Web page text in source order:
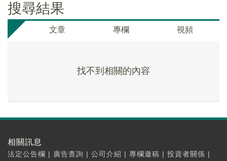
搜尋結果
文章 專欄 視頻
找不到相關的內容
相關訊息
法定公告欄 | 廣告查詢 | 公司介紹 | 專欄邀稿 | 投資者關係 |